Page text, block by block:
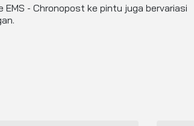
EMS - Chronopost ke pintu juga bervariasi